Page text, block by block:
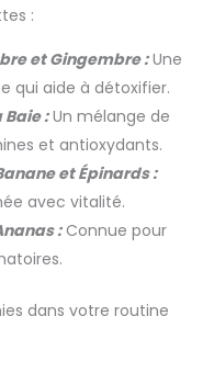
:
et Gingembre :Une
qui aide à détoxifier.
:Un mélange de
et antioxydants.
et Épinards :
avec vitalité.
:Connue pour
dans votre routine